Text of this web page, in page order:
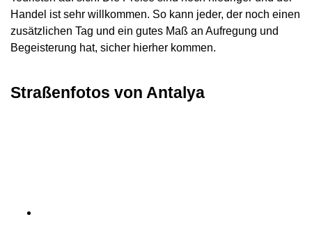
Handel ist sehr willkommen. So kann jeder, der noch einen
zusätzlichen Tag und ein gutes Maß an Aufregung und
Begeisterung hat, sicher hierher kommen.
Straßenfotos von Antalya